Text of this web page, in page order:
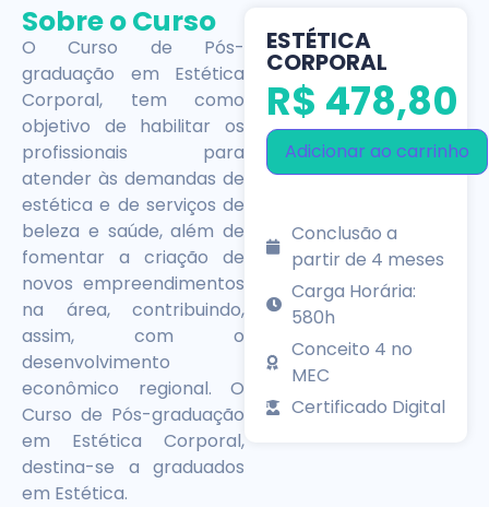
Sobre o Curso
O Curso de Pós-
graduação em Estética
Corporal, tem como
objetivo de habilitar os
profissionais para
atender às demandas de
estética e de serviços de
beleza e saúde, além de
fomentar a criação de
novos empreendimentos
na área, contribuindo,
assim, com o
desenvolvimento
econômico regional. O
Curso de Pós-graduação
em Estética Corporal,
destina-se a graduados
em Estética.
ESTÉTICA
CORPORAL
R$ 478,80
Adicionar ao carrinho
Conclusão a
partir de 4 meses
Carga Horária:
580h
Conceito 4 no
MEC
Certificado Digital